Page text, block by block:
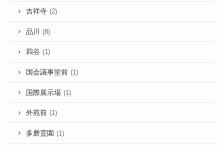
吉祥寺 (2)
品川 (8)
四谷 (1)
国会議事堂前 (1)
国際展示場 (1)
外苑前 (1)
多磨霊園 (1)